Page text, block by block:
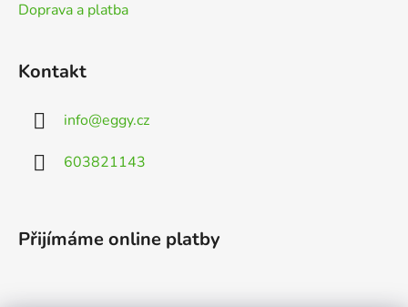
Doprava a platba
Kontakt
info@eggy.cz
603821143
Přijímáme online platby